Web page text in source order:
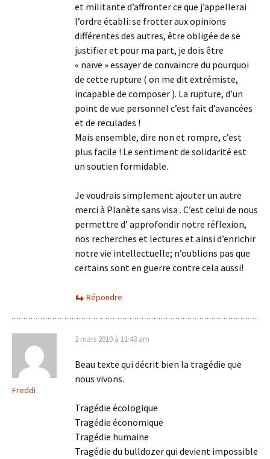
et militante d’affronter ce que j’appellerai
l’ordre établi: se frotter aux opinions
différentes des autres, être obligée de se
justifier et pour ma part, je dois être
« naïve » essayer de convaincre du pourquoi
de cette rupture ( on me dit extrémiste,
incapable de composer ). La rupture, d’un
point de vue personnel c’est fait d’avancées
et de reculades !
Mais ensemble, dire non et rompre, c’est
plus facile ! Le sentiment de solidarité est
un soutien formidable.
Je voudrais simplement ajouter un autre
merci à Planète sans visa . C’est celui de nous
permettre d’ approfondir notre réflexion,
nos recherches et lectures et ainsi d’enrichir
notre vie intellectuelle; n’oublions pas que
certains sont en guerre contre cela aussi!
Répondre
Freddi
2 mars 2010 à 11:48 am
Beau texte qui décrit bien la tragédie que
nous vivons.
Tragédie écologique
Tragédie économique
Tragédie humaine
Tragédie du bulldozer qui devient impossible